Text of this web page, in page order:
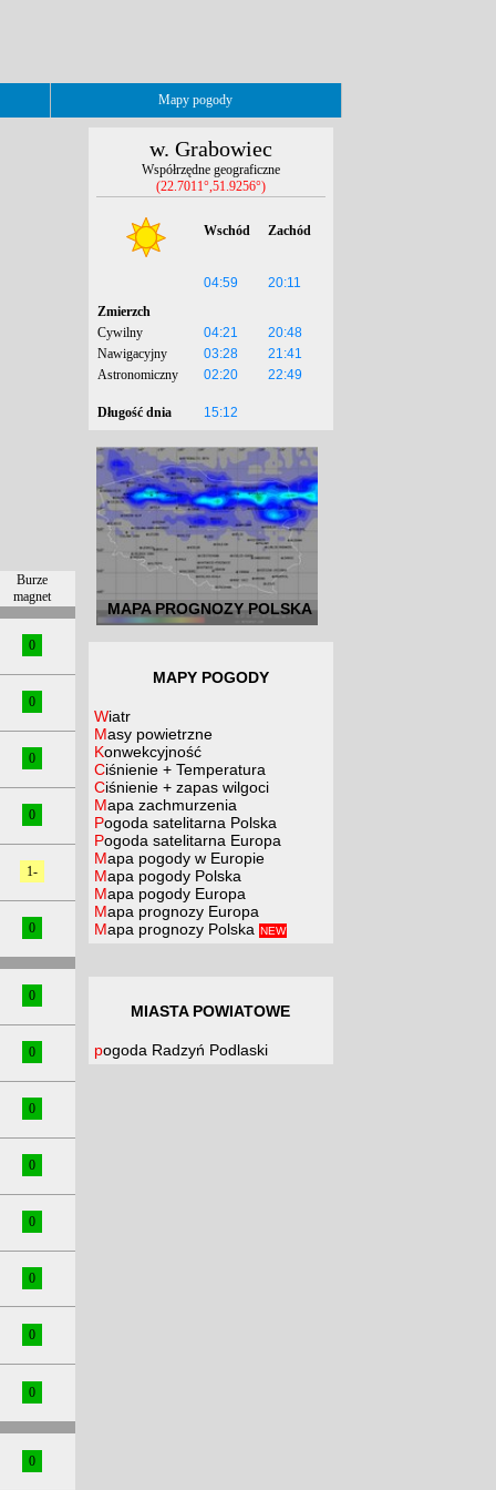
Mapy pogody
Burze
magnet
0
0
0
0
1-
0
0
0
0
0
0
0
0
0
0
w. Grabowiec
Współrzędne geograficzne
(22.7011°,51.9256°)
Wschód Zachód
04:59
20:11
Zmierzch
Cywilny
04:21
20:48
Nawigacyjny
03:28
21:41
Astronomiczny
02:20 22:49
Długość dnia 15:12
MAPA PROGNOZY POLSKA
MAPY POGODY
Wiatr
Masy powietrzne
Konwekcyjność
Ciśnienie + Temperatura
Ciśnienie + zapas wilgoci
Mapa zachmurzenia
Pogoda satelitarna Polska
Pogoda satelitarna Europa
Mapa pogody w Europie
Mapa pogody Polska
Mapa pogody Europa
Mapa prognozy Europa
Mapa prognozy Polska NEW
MIASTA POWIATOWE
pogoda Radzyń Podlaski